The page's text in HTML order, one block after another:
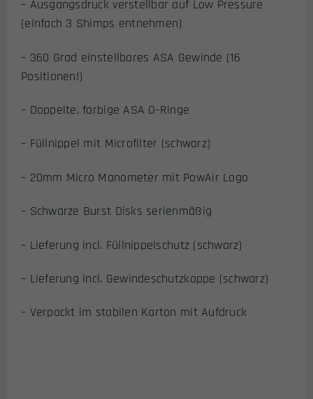
– Ausgangsdruck verstellbar auf Low Pressure
(einfach 3 Shimps entnehmen)
– 360 Grad einstellbares ASA Gewinde (16
Positionen!)
– Doppelte, farbige ASA O-Ringe
– Füllnippel mit Microfilter (schwarz)
– 20mm Micro Manometer mit PowAir Logo
– Schwarze Burst Disks serienmäßig
– Lieferung incl. Füllnippelschutz (schwarz)
– Lieferung incl. Gewindeschutzkappe (schwarz)
– Verpackt im stabilen Karton mit Aufdruck